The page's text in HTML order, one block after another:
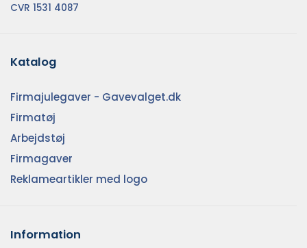
CVR 1531 4087
Katalog
Firmajulegaver - Gavevalget.dk
Firmatøj
Arbejdstøj
Firmagaver
Reklameartikler med logo
Information